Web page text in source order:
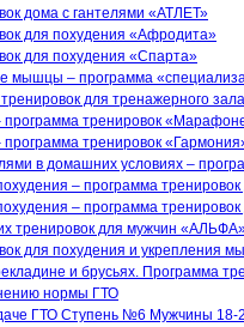
дома с гантелями «АТЛЕТ»
для похудения «Афродита»
для похудения «Спарта»
мышцы – программа
для тренажерного
программа тренировок
программа тренировок
в домашних условиях –
– программа
– программа
тренировок для мужчин
для похудения и укрепления
и брусьях. Программа
нормы ГТО
ГТО Ступень №6 Мужчины 18-